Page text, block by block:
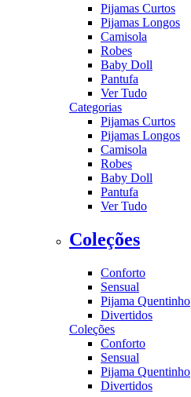
Pijamas Curtos
Pijamas Longos
Camisola
Robes
Baby Doll
Pantufa
Ver Tudo
Categorias
Pijamas Curtos
Pijamas Longos
Camisola
Robes
Baby Doll
Pantufa
Ver Tudo
Coleções
Conforto
Sensual
Pijama Quentinho
Divertidos
Coleções
Conforto
Sensual
Pijama Quentinho
Divertidos